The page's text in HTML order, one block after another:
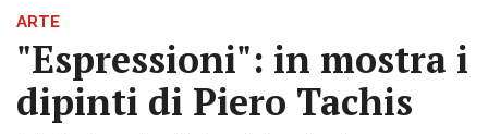
ARTE
"Espressioni": in mostra i
dipinti di Piero Tachis